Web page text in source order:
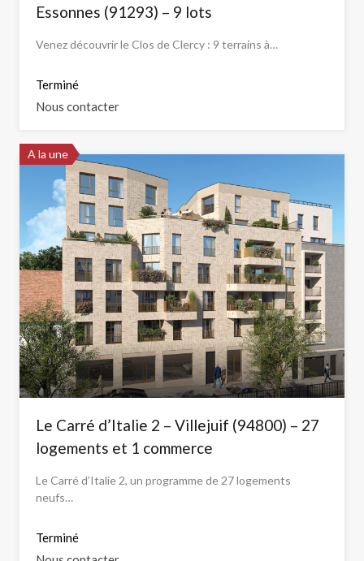
Essonnes (91293) – 9 lots
Venez découvrir le Clos de Clercy : 9 terrains à…
Terminé
Nous contacter
A la une
Le Carré d’Italie 2 – Villejuif (94800) – 27
logements et 1 commerce
Le Carré d’Italie 2, un programme de 27 logements
neufs…
Terminé